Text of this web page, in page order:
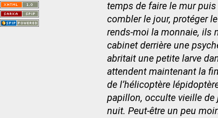
temps de faire le mur
combler le jour, protéger
rends-moi la monnaie, ils
cabinet derrière une
abritait une petite larve
attendent maintenant la
de l’hélicoptère
papillon, occulte vieille de
nuit. Peut-être un peu
Saint-Nom.
Veuillez consulter le message du
service ci-dessous.
(401 - Invalid API key. Please see
https://openweathermap.org/faq#error401